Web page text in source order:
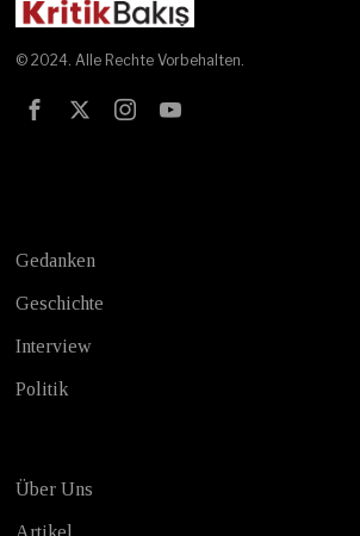
© 2024. Alle Rechte Vorbehalten.
Gedanken
Geschichte
Interview
Politik
Über Uns